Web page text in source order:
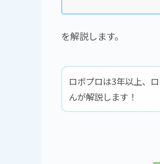
を解説します。
ロボプロは3年以上、
んが解説します！